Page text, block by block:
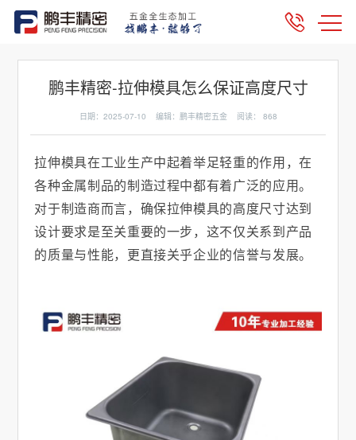
鹏丰精密-拉伸模具怎么保证高度尺寸
日期：2025-07-10 编辑：鹏丰精密五金 阅读： 868
拉伸模具在工业生产中起着举足轻重的作用，在
各种金属制品的制造过程中都有着广泛的应用。
对于制造商而言，确保拉伸模具的高度尺寸达到
设计要求是至关重要的一步，这不仅关系到产品
的质量与性能，更直接关乎企业的信誉与发展。